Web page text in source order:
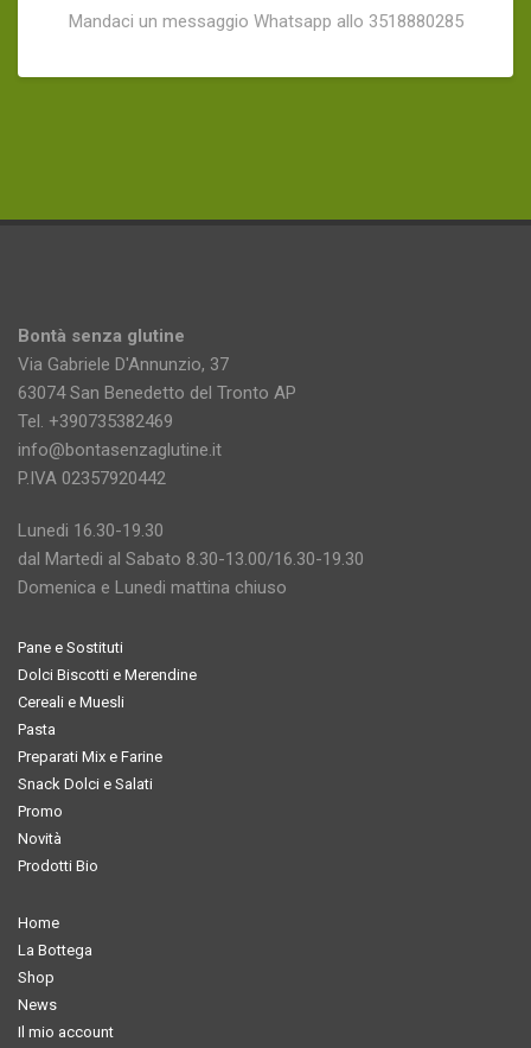
Mandaci un messaggio Whatsapp allo 3518880285
Bontà senza glutine
Via Gabriele D'Annunzio, 37
63074 San Benedetto del Tronto AP
Tel. +390735382469
info@bontasenzaglutine.it
P.IVA 02357920442
Lunedi 16.30-19.30
dal Martedi al Sabato 8.30-13.00/16.30-19.30
Domenica e Lunedi mattina chiuso
Pane e Sostituti
Dolci Biscotti e Merendine
Cereali e Muesli
Pasta
Preparati Mix e Farine
Snack Dolci e Salati
Promo
Novità
Prodotti Bio
Home
La Bottega
Shop
News
Il mio account